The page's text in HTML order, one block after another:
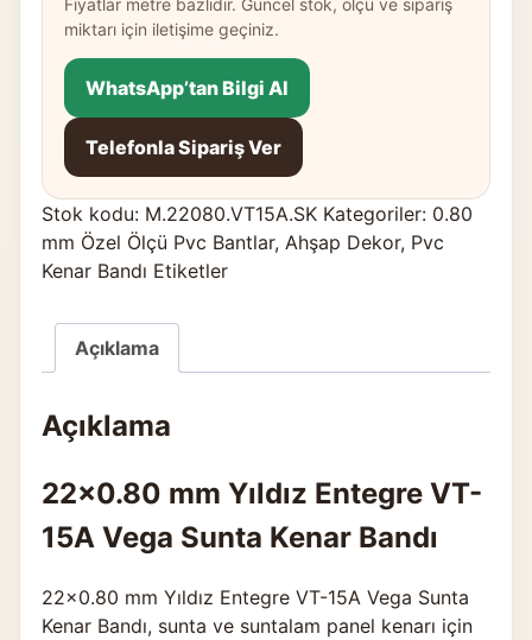
miktarı için iletişime geçiniz.
WhatsApp’tan Bilgi Al
Telefonla Sipariş Ver
Stok kodu: M.22080.VT15A.SK Kategoriler: 0.80
mm Özel Ölçü Pvc Bantlar, Ahşap Dekor, Pvc
Kenar Bandı Etiketler
Açıklama
Açıklama
22×0.80 mm Yıldız Entegre VT-
15A Vega Sunta Kenar Bandı
22×0.80 mm Yıldız Entegre VT-15A Vega Sunta
Kenar Bandı, sunta ve suntalam panel kenarı için